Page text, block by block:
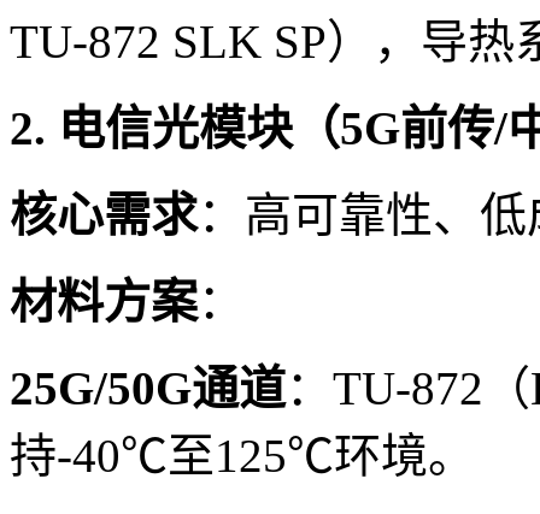
TU-872 SLK SP），导热
2. 电信光模块（5G前传/
核心需求：高可靠性、
材料方案：
25G/50G通道：TU-872
持-40℃至125℃环境。